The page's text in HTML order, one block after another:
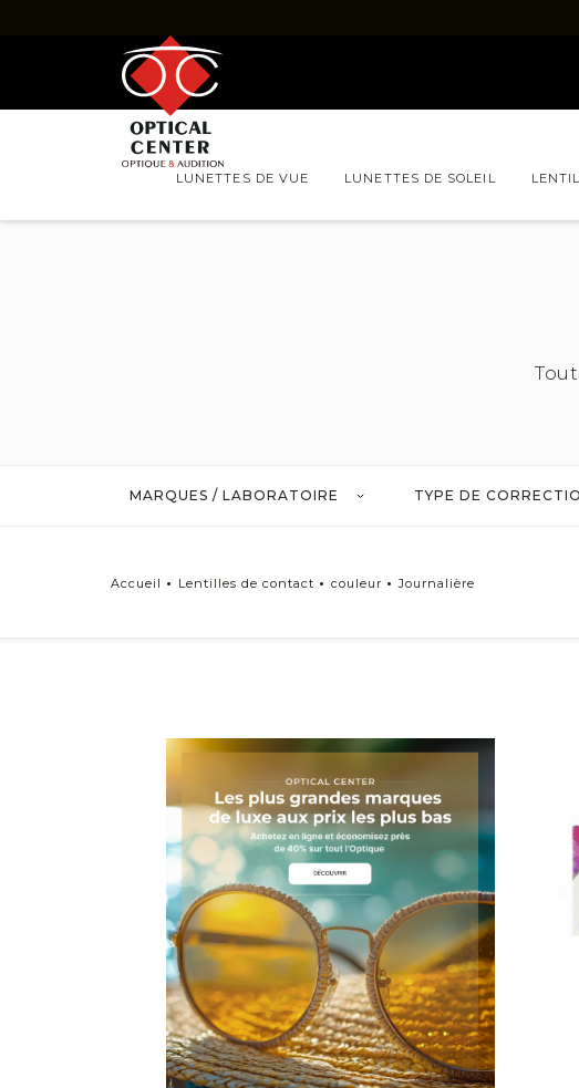
LUNETTES DE VUE LUNETTES DE SOLEIL
Ocellus
Ophtalmic
Lentilles de contact DAILIES
Lentilles de contact SOFLENS
Lentilles de contact BIOFINITY
Lentilles de contact HYDROFEEL
MARQUES / LABORATOIRE TYPE DE
Accueil Lentilles de contact couleur Journalière